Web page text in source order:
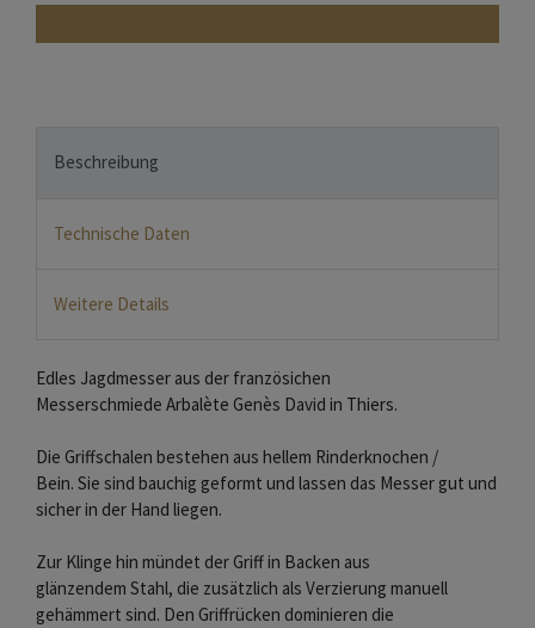
Beschreibung
Technische Daten
Weitere Details
Edles Jagdmesser aus der französichen
Messerschmiede Arbalète Genès David in Thiers.
Die Griffschalen bestehen aus hellem Rinderknochen /
Bein. Sie sind bauchig geformt und lassen das Messer gut und
sicher in der Hand liegen.
Zur Klinge hin mündet der Griff in Backen aus
glänzendem Stahl, die zusätzlich als Verzierung manuell
gehämmert sind. Den Griffrücken dominieren die